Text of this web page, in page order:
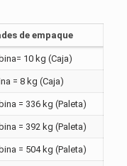
de empaque
10 kg (Caja)
= 8 kg (Caja)
= 336 kg (Paleta)
= 392 kg (Paleta)
= 504 kg (Paleta)